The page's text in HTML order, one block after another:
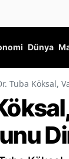
Dünya
Tuba Köksal,